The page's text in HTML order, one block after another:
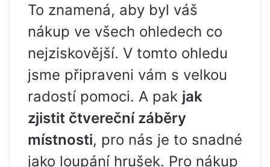
To znamená, aby byl váš
nákup ve všech ohledech co
nejziskovější. V tomto ohledu
jsme připraveni vám s velkou
radostí pomoci. A pak jak
zjistit čtvereční záběry
místnosti, pro nás je to snadné
jako loupání hrušek. Pro nákup